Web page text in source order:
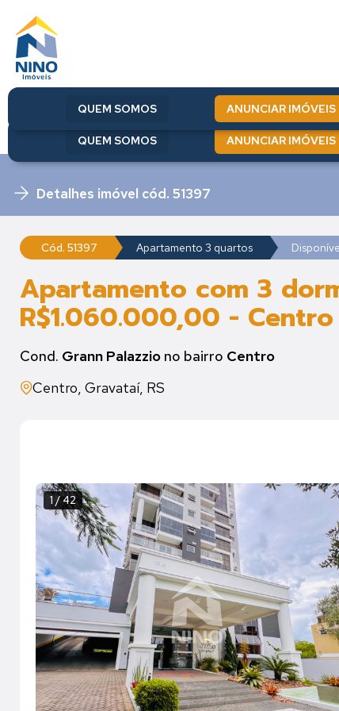
QUEM SOMOS ANUNCIAR IMÓVEIS
QUEM SOMOS ANUNCIAR IMÓVEIS
Detalhes imóvel cód. 51397
Cód. 51397 Apartamento 3 quartos
Apartamento com 3
R$1.060.000,00 -
Cond. Grann Palazzio no bairro Centro
Centro, Gravataí, RS
1 / 42